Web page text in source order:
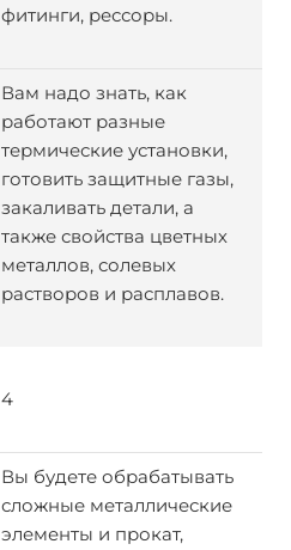
фитинги, рессоры.
Вам надо знать, как
работают разные
термические установки,
готовить защитные газы,
закаливать детали, а
также свойства цветных
металлов, солевых
растворов и расплавов.
4
Вы будете обрабатывать
сложные металлические
элементы и прокат,